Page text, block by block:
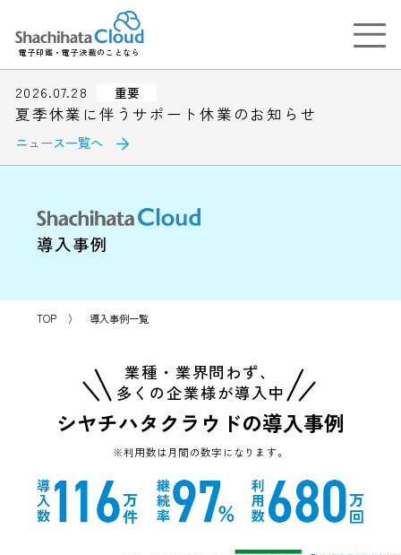
電子印鑑・電子決裁のことなら
2026.07.28 重要
夏季休業に伴うサポート休業のお知らせ
ニュース一覧へ
導入事例
TOP 〉 導入事例一覧
業種・業界問わず、
多くの企業様が導入中
シヤチハタクラウドの導入事例
※利用数は月間の数字になります。